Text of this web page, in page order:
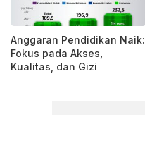
Anggaran Pendidikan Naik:
Fokus pada Akses,
Kualitas, dan Gizi